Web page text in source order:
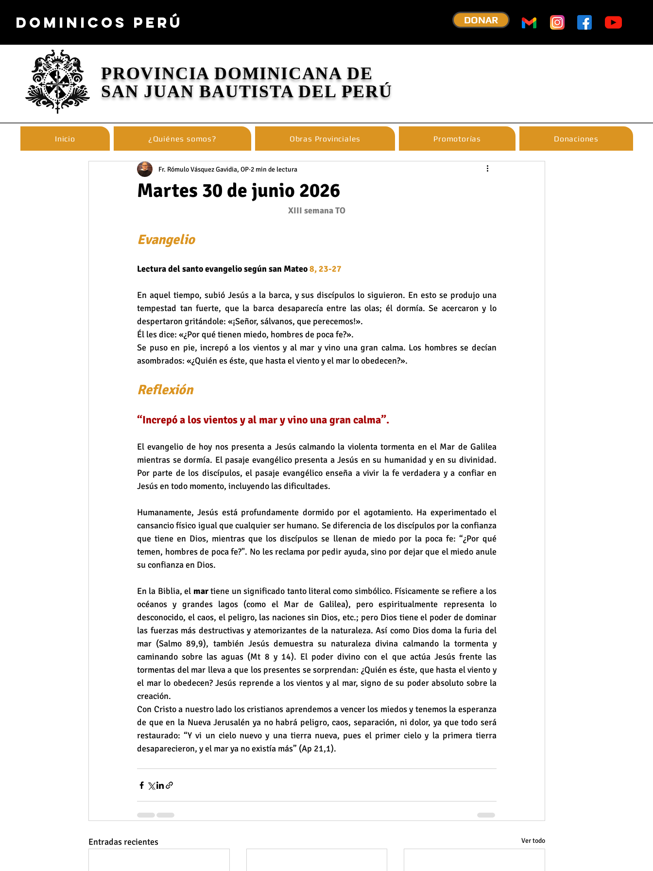
DOMINICOS PERÚ DONAR
PROVINCIA DOMINICANA DE
SAN JUAN BAUTISTA DEL PERÚ
Inicio ¿Quiénes somos? Obras Provinciales Promotorías Donaciones
Martes 30 de junio 2026
Fr. Rómulo Vásquez Gavidia, OP 2 min de lectura
XIII semana TO
Evangelio
Lectura del santo evangelio según san Mateo 8, 23-27
En aquel tiempo, subió Jesús a la barca, y sus discípulos lo siguieron. En esto se produjo una
tempestad tan fuerte, que la barca desaparecía entre las olas; él dormía. Se acercaron y lo
despertaron gritándole: «¡Señor, sálvanos, que perecemos!».
Él les dice: «¿Por qué tienen miedo, hombres de poca fe?».
Se puso en pie, increpó a los vientos y al mar y vino una gran calma. Los hombres se decían
asombrados: «¿Quién es éste, que hasta el viento y el mar lo obedecen?».
Reflexión
“Increpó a los vientos y al mar y vino una gran calma”.
El evangelio de hoy nos presenta a Jesús calmando la violenta tormenta en el Mar de Galilea
mientras se dormía. El pasaje evangélico presenta a Jesús en su humanidad y en su divinidad.
Por parte de los discípulos, el pasaje evangélico enseña a vivir la fe verdadera y a confiar en
Jesús en todo momento, incluyendo las dificultades.
Humanamente, Jesús está profundamente dormido por el agotamiento. Ha experimentado el
cansancio físico igual que cualquier ser humano. Se diferencia de los discípulos por la confianza
que tiene en Dios, mientras que los discípulos se llenan de miedo por la poca fe: “¿Por qué
temen, hombres de poca fe?". No les reclama por pedir ayuda, sino por dejar que el miedo anule
su confianza en Dios.
En la Biblia, el mar tiene un significado tanto literal como simbólico. Físicamente se refiere a los
océanos y grandes lagos (como el Mar de Galilea), pero espiritualmente representa lo
desconocido, el caos, el peligro, las naciones sin Dios, etc.; pero Dios tiene el poder de dominar
las fuerzas más destructivas y atemorizantes de la naturaleza. Así como Dios doma la furia del
mar (Salmo 89,9), también Jesús demuestra su naturaleza divina calmando la tormenta y
caminando sobre las aguas (Mt 8 y 14). El poder divino con el que actúa Jesús frente las
tormentas del mar lleva a que los presentes se sorprendan: ¿Quién es éste, que hasta el viento y
el mar lo obedecen? Jesús reprende a los vientos y al mar, signo de su poder absoluto sobre la
creación.
Con Cristo a nuestro lado los cristianos aprendemos a vencer los miedos y tenemos la esperanza
de que en la Nueva Jerusalén ya no habrá peligro, caos, separación, ni dolor, ya que todo será
restaurado: “Y vi un cielo nuevo y una tierra nueva, pues el primer cielo y la primera tierra
desaparecieron, y el mar ya no existía más” (Ap 21,1).
Entradas recientes Ver todo